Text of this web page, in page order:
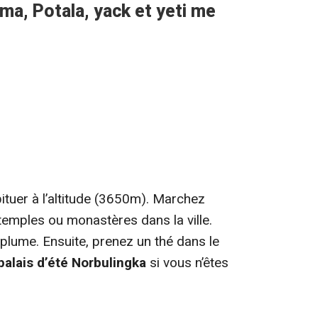
Potala, yack et yeti me
à l’altitude (3650m). Marchez
ou monastères dans la ville.
Ensuite, prenez un thé dans le
d’été Norbulingka si vous n’êtes